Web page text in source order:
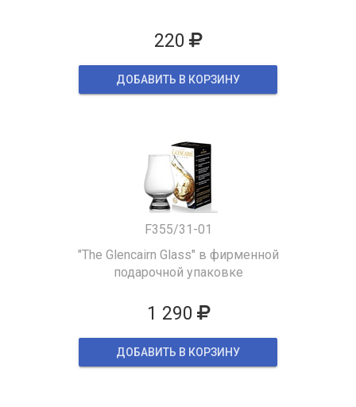
220
ДОБАВИТЬ В КОРЗИНУ
F355/31-01
"The Glencairn Glass" в фирменной
подарочной упаковке
1 290
ДОБАВИТЬ В КОРЗИНУ